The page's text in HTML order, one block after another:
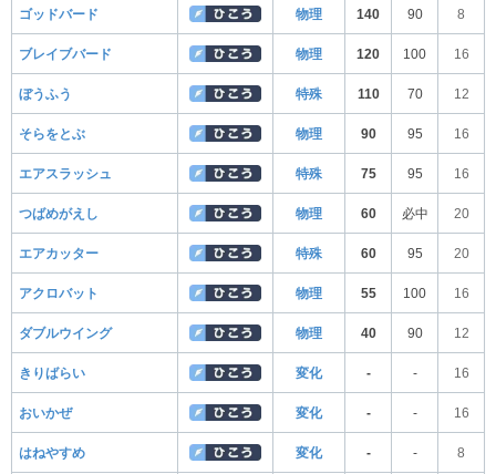
ゴッドバード 物理 140 90 8
ブレイブバード 物理 120 100 16
ぼうふう 特殊 110 70 12
そらをとぶ 物理 90 95 16
エアスラッシュ 特殊 75 95 16
つばめがえし 物理 60 必中 20
エアカッター 特殊 60 95 20
アクロバット 物理 55 100 16
ダブルウイング 物理 40 90 12
きりばらい 変化 - - 16
おいかぜ 変化 - - 16
はねやすめ 変化 - - 8